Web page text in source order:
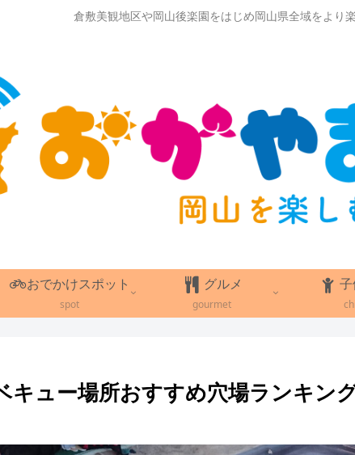
倉敷美観地区や岡山後楽園をはじめ岡山県全域をより
おでかけスポット
spot
グルメ
gourmet
子
キュー場所おすすめ穴場ランキン